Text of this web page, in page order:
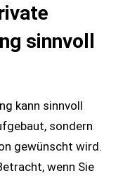
sinnvoll
kann sinnvoll
sondern
gewünscht wird.
wenn Sie